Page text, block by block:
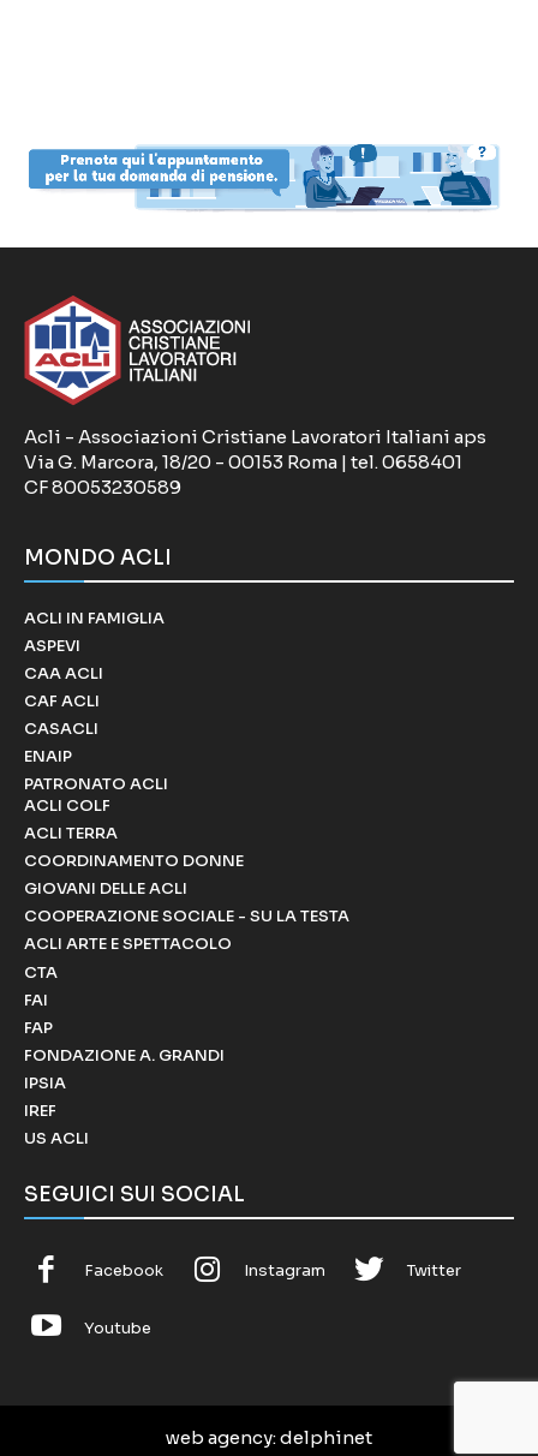
Acli - Associazioni Cristiane Lavoratori Italiani aps
Via G. Marcora, 18/20 - 00153 Roma | tel. 0658401
CF 80053230589
MONDO ACLI
ACLI IN FAMIGLIA
ASPEVI
CAA ACLI
CAF ACLI
CASACLI
ENAIP
PATRONATO ACLI
ACLI COLF
ACLI TERRA
COORDINAMENTO DONNE
GIOVANI DELLE ACLI
COOPERAZIONE SOCIALE - SU LA TESTA
ACLI ARTE E SPETTACOLO
CTA
FAI
FAP
FONDAZIONE A. GRANDI
IPSIA
IREF
US ACLI
SEGUICI SUI SOCIAL
Facebook Instagram Twitter
Youtube
web agency: delphinet